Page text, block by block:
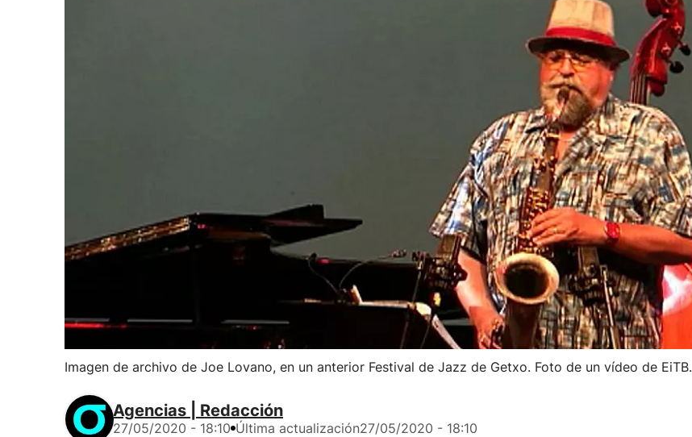
Imagen de archivo de Joe Lovano, en un anterior Festival de Jazz de Getxo. Foto de un vídeo de EiTB.
Agencias | Redacción
27/05/2020 - 18:10 Última actualización27/05/2020 - 18:10